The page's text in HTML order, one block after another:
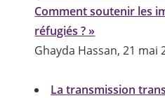
Comment soutenir les
réfugiés ? »
Ghayda Hassan, 21 mai
La transmission